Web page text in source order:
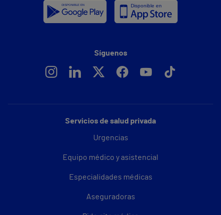
Servicios de salud privada
Urgencias
Equipo médico y asistencial
Especialidades médicas
Aseguradoras
Síguenos